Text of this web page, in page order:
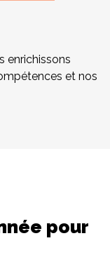
enrichissons
et nos
pour